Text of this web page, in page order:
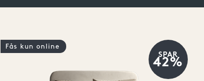
SPAR
42%
Fås kun online